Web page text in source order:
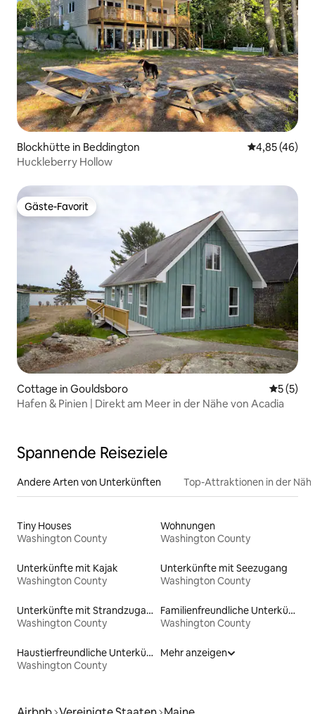
Blockhütte in Beddington
4,85 (46)
Huckleberry Hollow
Gäste-Favorit
Gäste-Favorit
Cottage in Gouldsboro
5 (5)
Hafen & Pinien | Direkt am Meer in der Nähe von Acadia
Spannende Reiseziele
Andere Arten von Unterkünften Top-Attraktionen in der
Tiny Houses
Washington County
Wohnungen
Washington County
Unterkünfte mit Kajak
Washington County
Unterkünfte mit Seezugang
Washington County
Unterkünfte mit Strandzugang
Washington County
Familienfreundliche Unterkünfte
Washington County
Haustierfreundliche Unterkünfte
Washington County
Mehr anzeigen